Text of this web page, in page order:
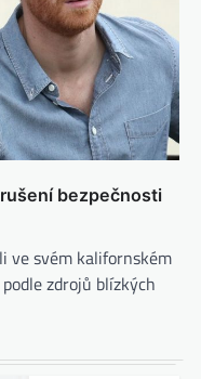
bezpečnosti
ve svém kalifornském
zdrojů blízkých